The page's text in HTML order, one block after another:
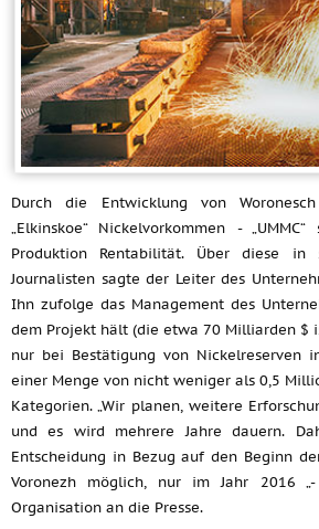
Durch die Entwicklung von
„Elkinskoe“ Nickelvorkommen -
Produktion Rentabilität. Über diese
Journalisten sagte der Leiter des
Ihn zufolge das Management des
dem Projekt hält (die etwa 70 Milliarden $
nur bei Bestätigung von Nickelreserven
einer Menge von nicht weniger als 0,5
Kategorien. „Wir planen, weitere
und es wird mehrere Jahre dauern.
Entscheidung in Bezug auf den Beginn
Voronezh möglich, nur im Jahr 2016
Organisation an die Presse.